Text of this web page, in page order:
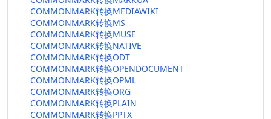
COMMONMARK转换MEDIAWIKI
COMMONMARK转换MS
COMMONMARK转换MUSE
COMMONMARK转换NATIVE
COMMONMARK转换ODT
COMMONMARK转换OPENDOCUMENT
COMMONMARK转换OPML
COMMONMARK转换ORG
COMMONMARK转换PLAIN
COMMONMARK转换PPTX